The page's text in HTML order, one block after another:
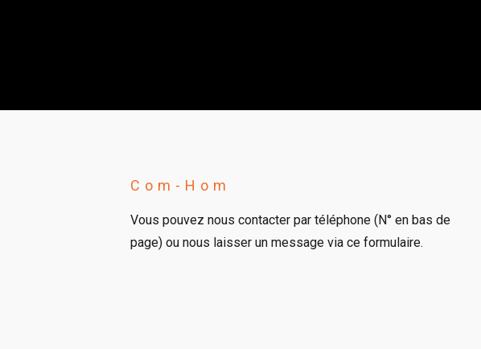
Com-Hom
Vous pouvez nous contacter par téléphone (N° en bas de
page) ou nous laisser un message via ce formulaire.